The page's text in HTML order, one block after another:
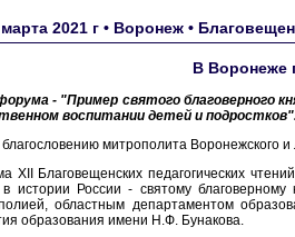
марта 2021 г • Воронеж •
В Воронеже
- "Пример святого благоверного
воспитании детей и
митрополита Воронежского
XII Благовещенских педагогических
истории России - святому
областным департаментом
образования имени Н.Ф. Бунакова.